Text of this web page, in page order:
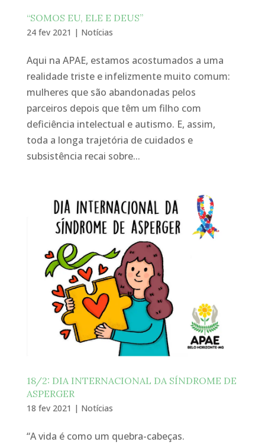
“SOMOS EU, ELE E DEUS”
24 fev 2021 | Notícias
Aqui na APAE, estamos acostumados a uma
realidade triste e infelizmente muito comum:
mulheres que são abandonadas pelos
parceiros depois que têm um filho com
deficiência intelectual e autismo. E, assim,
toda a longa trajetória de cuidados e
subsistência recai sobre...
18/2: DIA INTERNACIONAL DA SÍNDROME DE
ASPERGER
18 fev 2021 | Notícias
“A vida é como um quebra-cabeças.